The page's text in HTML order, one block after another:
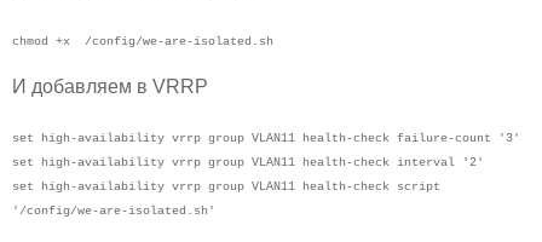
chmod +x /config/we-are-isolated.sh
И добавляем в VRRP
set high-availability vrrp group VLAN11 health-check failure-count '3'
set high-availability vrrp group VLAN11 health-check interval '2'
set high-availability vrrp group VLAN11 health-check script
'/config/we-are-isolated.sh'